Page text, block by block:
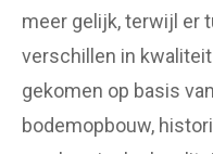
meer gelijk, terwijl er
verschillen in
gekomen op basis
bodemopbouw,